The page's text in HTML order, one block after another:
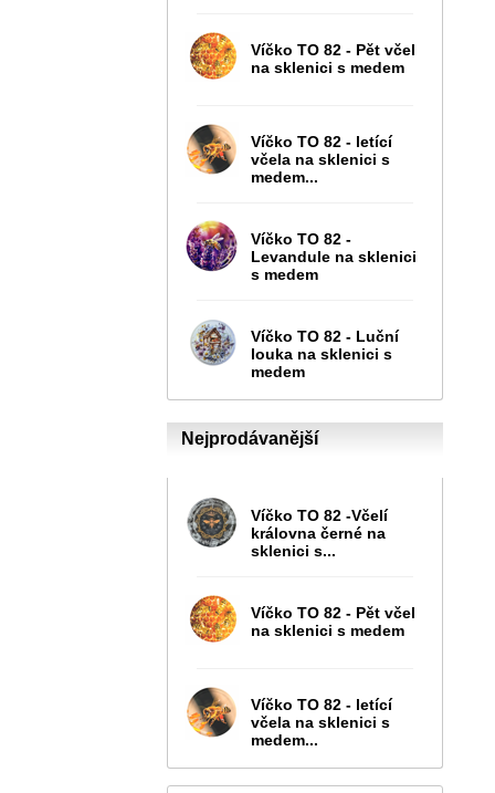
Víčko TO 82 - Pět včel
na sklenici s medem
Víčko TO 82 - letící
včela na sklenici s
medem...
Víčko TO 82 -
Levandule na sklenici
s medem
Víčko TO 82 - Luční
louka na sklenici s
medem
Nejprodávanější
Víčko TO 82 -Včelí
královna černé na
sklenici s...
Víčko TO 82 - Pět včel
na sklenici s medem
Víčko TO 82 - letící
včela na sklenici s
medem...